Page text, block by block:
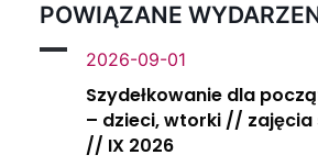
POWIĄZANE
2026-09-01
Szydełkowanie dla
– dzieci, wtorki // zajęcia
// IX 2026